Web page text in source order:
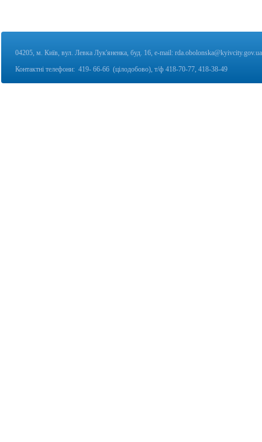
04205, м. Київ, вул. Левка Лук'яненка, буд. 16, e-mail: rda.obolonska@kyivcity.gov.ua
Контактні телефони: 419- 66-66 (цілодобово), т/ф 418-70-77, 418-38-49